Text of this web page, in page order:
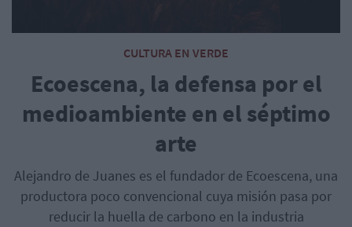
CULTURA EN VERDE
Ecoescena, la defensa por el
medioambiente en el séptimo
arte
Alejandro de Juanes es el fundador de Ecoescena, una
productora poco convencional cuya misión pasa por
reducir la huella de carbono en la industria